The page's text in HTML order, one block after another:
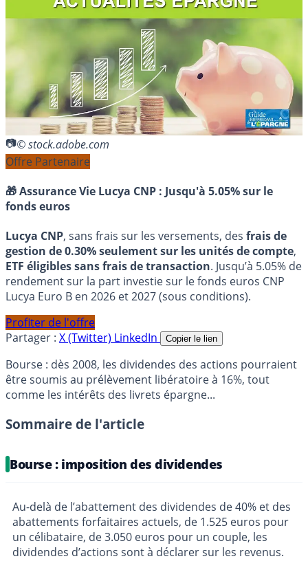
© stock.adobe.com
Offre Partenaire
🎁 Assurance Vie Lucya CNP : Jusqu'à 5.05% sur le
fonds euros
Lucya CNP, sans frais sur les versements, des frais de
gestion de 0.30% seulement sur les unités de compte,
ETF éligibles sans frais de transaction. Jusqu’à 5.05% de
rendement sur la part investie sur le fonds euros CNP
Lucya Euro B en 2026 et 2027 (sous conditions).
Profiter de l'offre
Partager : X (Twitter) LinkedIn Copier le lien
Bourse : dès 2008, les dividendes des actions pourraient
être soumis au prélèvement libératoire à 16%, tout
comme les intérêts des livrets épargne...
Sommaire de l'article
Bourse : imposition des dividendes
Au-delà de l’abattement des dividendes de 40% et des
abattements forfaitaires actuels, de 1.525 euros pour
un célibataire, de 3.050 euros pour un couple, les
dividendes d’actions sont à déclarer sur les revenus.